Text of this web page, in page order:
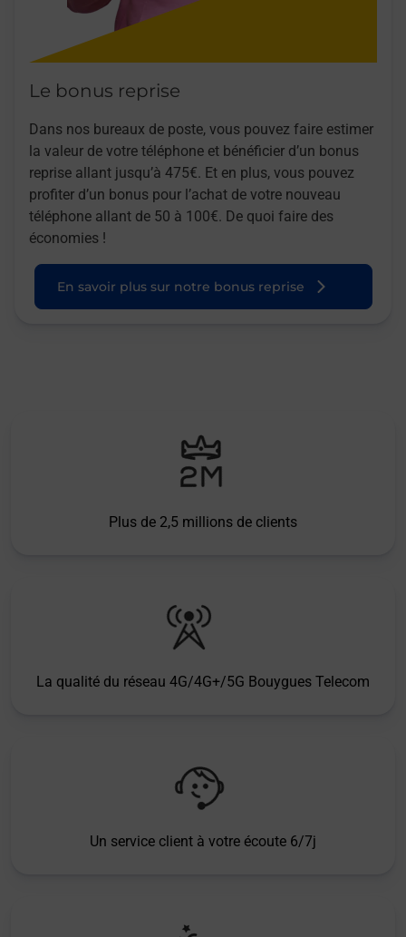
Le bonus reprise
Dans nos bureaux de poste, vous pouvez faire estimer
la valeur de votre téléphone et bénéficier d’un bonus
reprise allant jusqu’à 475€. Et en plus, vous pouvez
profiter d’un bonus pour l’achat de votre nouveau
téléphone allant de 50 à 100€. De quoi faire des
économies !
En savoir plus sur notre bonus reprise
Plus de 2,5 millions de clients
La qualité du réseau 4G/4G+/5G Bouygues Telecom
Un service client à votre écoute 6/7j